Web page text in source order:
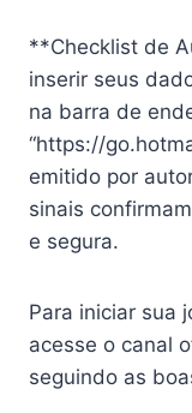
**Checklist de
inserir seus
na barra de
“https://
emitido por
sinais
e segura.
Para iniciar sua
acesse o canal
seguindo as